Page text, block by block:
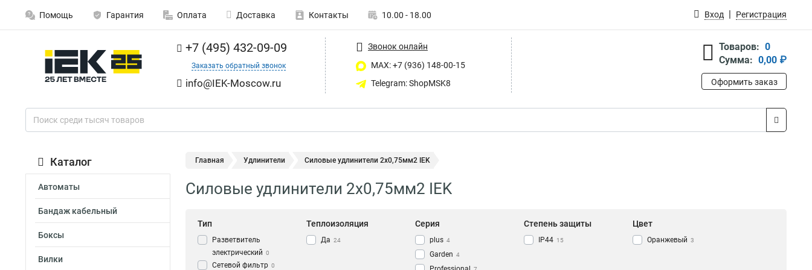
Помощь Гарантия Оплата Доставка Контакты 10.00 - 18.00 Вход Регистрация
+7 (495) 432-09-09
Заказать обратный звонок
info@IEK-Moscow.ru
Звонок онлайн
MAX: +7 (936) 148-00-15
Telegram: ShopMSK8
Товаров: 0
Сумма: 0,00 ₽
Оформить заказ
Каталог
Автоматы
Бандаж кабельный
Боксы
Вилки
Главная Удлинители Силовые удлинители 2х0,75мм2 IEK
Силовые удлинители 2х0,75мм2 IEK
Тип
Разветвитель
электрический 0
Сетевой фильтр 0
Теплоизоляция
Да 24
Серия
plus 4
Garden 4
Степень защиты
IP44 15
Цвет
Оранжевый 3